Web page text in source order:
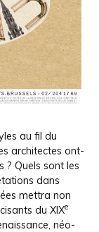
au fil du
architectes ont-
? Quels sont les
dans
mettra non
du XIXe
néo-